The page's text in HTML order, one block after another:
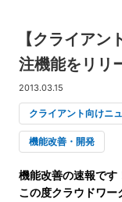
【クライア
注機能をリリ
2013.03.15
クライアント向けニ
機能改善・開発
機能改善の速報です
この度クラウドワー